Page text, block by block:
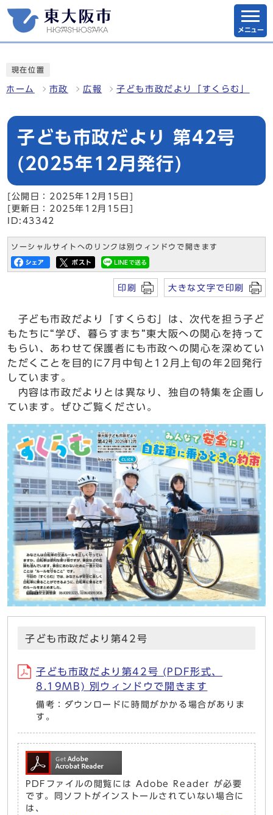
メニュー
現在位置
ホーム 市政 広報 子ども市政だより「すくらむ」
子ども市政だより 第42号
(2025年12月発行)
[公開日：2025年12月15日]
[更新日：2025年12月15日]
ID:43342
ソーシャルサイトへのリンクは別ウィンドウで開きます
印刷 大きな文字で印刷
子ども市政だより「すくらむ」は、次代を担う子ど
もたちに“学び、暮らすまち”東大阪への関心を持って
もらい、あわせて保護者にも市政への関心を深めてい
ただくことを目的に7月中旬と12月上旬の年2回発行
しています。
内容は市政だよりとは異なり、独自の特集を企画し
ています。ぜひご覧ください。
子ども市政だより第42号
子ども市政だより第42号 (PDF形式、
8.19MB) 別ウィンドウで開きます
備考：ダウンロードに時間がかかる場合がありま
す。
PDFファイルの閲覧には Adobe Reader が必要
です。同ソフトがインストールされていない場合に
は、